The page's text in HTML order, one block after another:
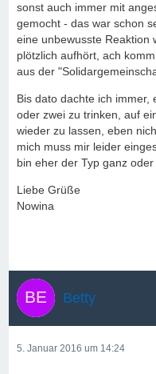
sonst auch immer mit
gemocht - das war schon
eine unbewusste Reaktion
plötzlich aufhört, ach
aus der
Bis dato dachte ich immer,
oder zwei zu trinken, auf
wieder zu lassen, eben
mich muss mir leider
bin eher der Typ ganz
Liebe Grüße
Nowina
Betty
5. Januar 2016 um 14:24